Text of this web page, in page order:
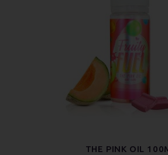
THE PINK OIL